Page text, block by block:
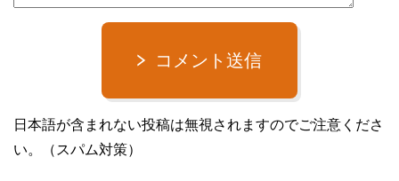
コメント送信
日本語が含まれない投稿は無視されますのでご注意くださ
い。（スパム対策）